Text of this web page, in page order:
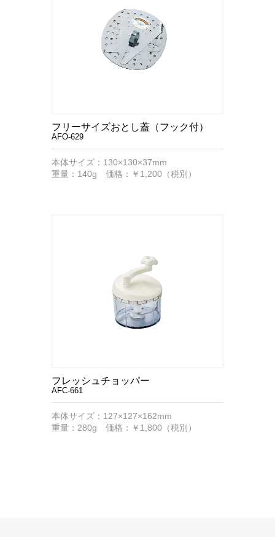
フリーサイズおとし蓋（フック付）
AFO-629
本体サイズ：130×130×37mm
重量：140g 価格：￥1,200（税別）
フレッシュチョッパー
AFC-661
本体サイズ：127×127×162mm
重量：280g 価格：￥1,800（税別）